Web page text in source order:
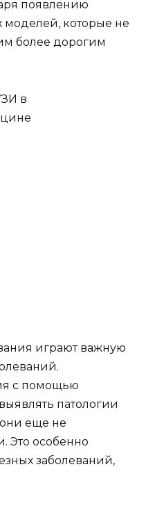
появлению
которые не
более дорогим
в
играют важную
с помощью
патологии
они еще не
Это особенно
заболеваний,